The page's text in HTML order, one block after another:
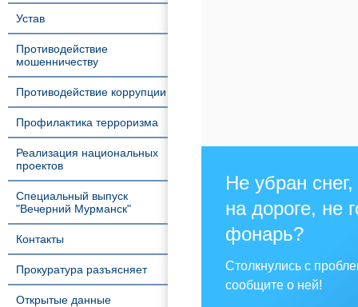
Устав
Противодействие
мошенничеству
Противодействие коррупции
Профилактика терроризма
Реализация национальных
проектов
Специальный выпуск
"Вечерний Мурманск"
Контакты
Прокуратура разъясняет
Открытые данные
Не убран
на дороге, не
фонарь?
Столкнулись с
сообщите о ней!